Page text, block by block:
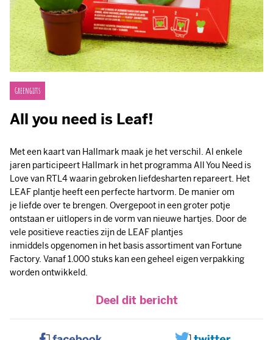
Greengifts
All you need is Leaf!
Met een kaart van Hallmark maak je het verschil. Al enkele
jaren participeert Hallmark in het programma All You Need is
Love van RTL4 waarin gebroken liefdesharten repareert. Het
LEAF plantje heeft een perfecte hartvorm. De manier om
je liefde over te brengen. Overgepoot in een groter potje
ontstaan er uitlopers in de vorm van nieuwe hartjes. Door de
vele positieve reacties zijn de LEAF plantjes
inmiddels opgenomen in het basis assortiment van Fortune
Factory. Vanaf 1.000 stuks kan een geheel eigen verpakking
worden ontwikkeld.
Deel dit bericht